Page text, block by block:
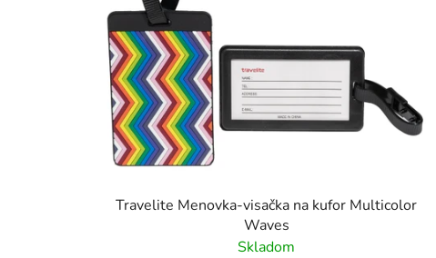
Travelite Menovka-visačka na kufor Multicolor
Waves
Skladom